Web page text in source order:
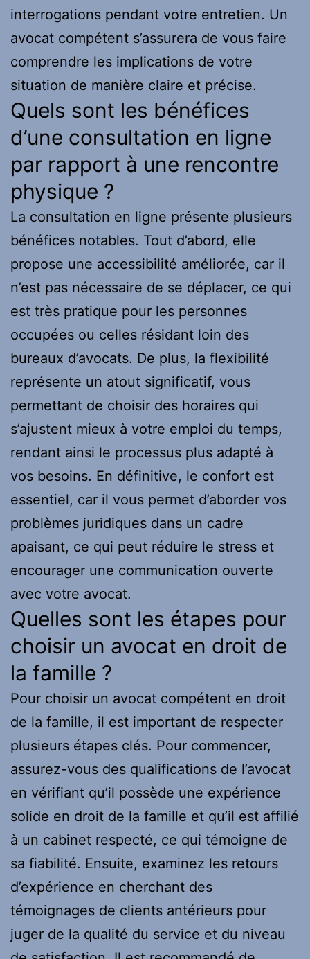
interrogations pendant votre entretien. Un
avocat compétent s’assurera de vous faire
comprendre les implications de votre
situation de manière claire et précise.
Quels sont les bénéfices
d’une consultation en ligne
par rapport à une rencontre
physique ?
La consultation en ligne présente plusieurs
bénéfices notables. Tout d’abord, elle
propose une accessibilité améliorée, car il
n’est pas nécessaire de se déplacer, ce qui
est très pratique pour les personnes
occupées ou celles résidant loin des
bureaux d’avocats. De plus, la flexibilité
représente un atout significatif, vous
permettant de choisir des horaires qui
s’ajustent mieux à votre emploi du temps,
rendant ainsi le processus plus adapté à
vos besoins. En définitive, le confort est
essentiel, car il vous permet d’aborder vos
problèmes juridiques dans un cadre
apaisant, ce qui peut réduire le stress et
encourager une communication ouverte
avec votre avocat.
Quelles sont les étapes pour
choisir un avocat en droit de
la famille ?
Pour choisir un avocat compétent en droit
de la famille, il est important de respecter
plusieurs étapes clés. Pour commencer,
assurez-vous des qualifications de l’avocat
en vérifiant qu’il possède une expérience
solide en droit de la famille et qu’il est affilié
à un cabinet respecté, ce qui témoigne de
sa fiabilité. Ensuite, examinez les retours
d’expérience en cherchant des
témoignages de clients antérieurs pour
juger de la qualité du service et du niveau